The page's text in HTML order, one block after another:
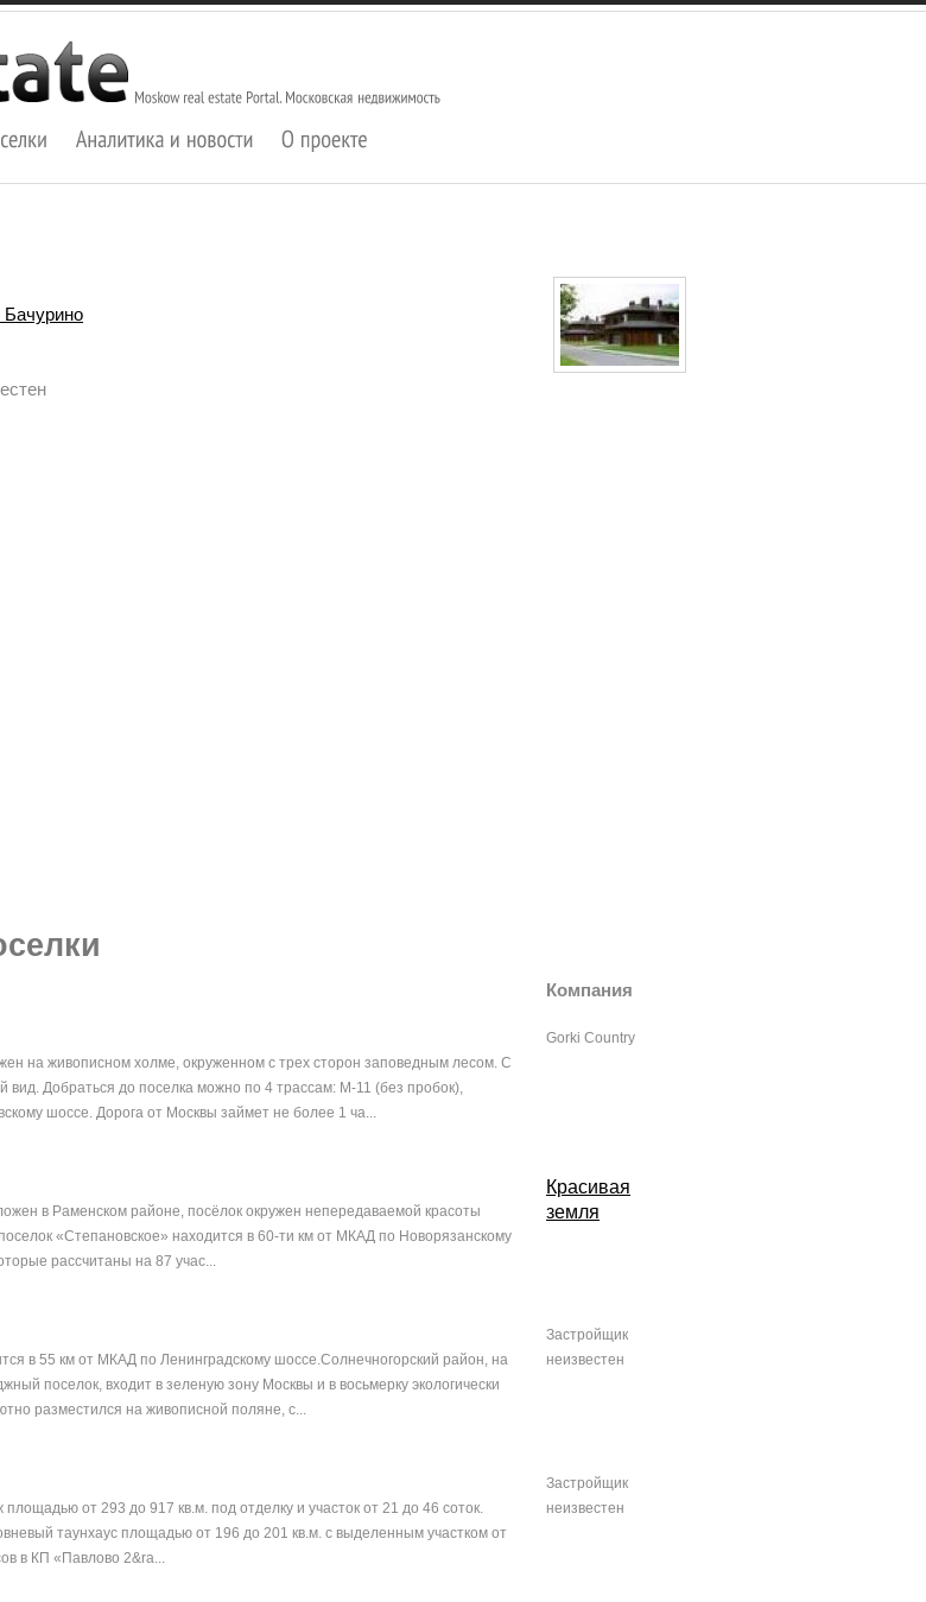
Компания
на живописном холме, окруженном с трех сторон заповедным лесом. С
вид. Добраться до поселка можно по 4 трассам: М-11 (без пробок),
шоссе. Дорога от Москвы займет не более 1 ча...
Gorki Country
в Раменском районе, посёлок окружен непередаваемой красоты
«Степановское» находится в 60-ти км от МКАД по Новорязанскому
рассчитаны на 87 учас...
Красивая
земля
в 55 км от МКАД по Ленинградскому шоссе.Солнечногорский район, на
поселок, входит в зеленую зону Москвы и в восьмерку экологически
разместился на живописной поляне, с...
Застройщик
неизвестен
от 293 до 917 кв.м. под отделку и участок от 21 до 46 соток.
таунхаус площадью от 196 до 201 кв.м. с выделенным участком от
в КП «Павлово 2&ra...
Застройщик
неизвестен